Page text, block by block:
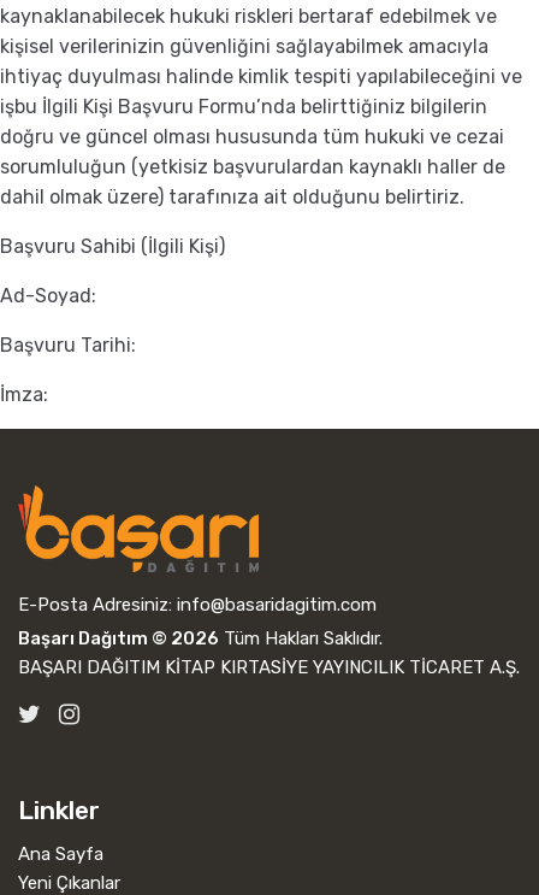
kaynaklanabilecek hukuki riskleri bertaraf edebilmek ve
kişisel verilerinizin güvenliğini sağlayabilmek amacıyla
ihtiyaç duyulması halinde kimlik tespiti yapılabileceğini ve
işbu İlgili Kişi Başvuru Formu’nda belirttiğiniz bilgilerin
doğru ve güncel olması hususunda tüm hukuki ve cezai
sorumluluğun (yetkisiz başvurulardan kaynaklı haller de
dahil olmak üzere) tarafınıza ait olduğunu belirtiriz.
Başvuru Sahibi (İlgili Kişi)
Ad-Soyad:
Başvuru Tarihi:
İmza:
E-Posta Adresiniz: info@basaridagitim.com
Başarı Dağıtım © 2026 Tüm Hakları Saklıdır.
BAŞARI DAĞITIM KİTAP KIRTASİYE YAYINCILIK TİCARET A.Ş.
Linkler
Ana Sayfa
Yeni Çıkanlar